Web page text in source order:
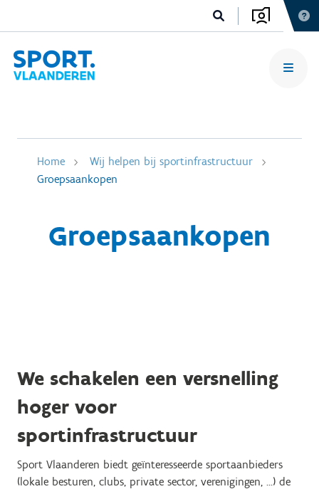
Home
Wij helpen bij sportinfrastructuur
Groepsaankopen
Groepsaankopen
We schakelen een versnelling
hoger voor
sportinfrastructuur
Sport Vlaanderen biedt geïnteresseerde sportaanbieders
(lokale besturen, clubs, private sector, verenigingen, …) de